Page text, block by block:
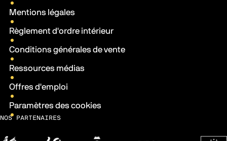
Mentions légales
Règlement d'ordre intérieur
Conditions générales de vente
Ressources médias
Offres d'emploi
Paramètres des cookies
NOS PARTENAIRES